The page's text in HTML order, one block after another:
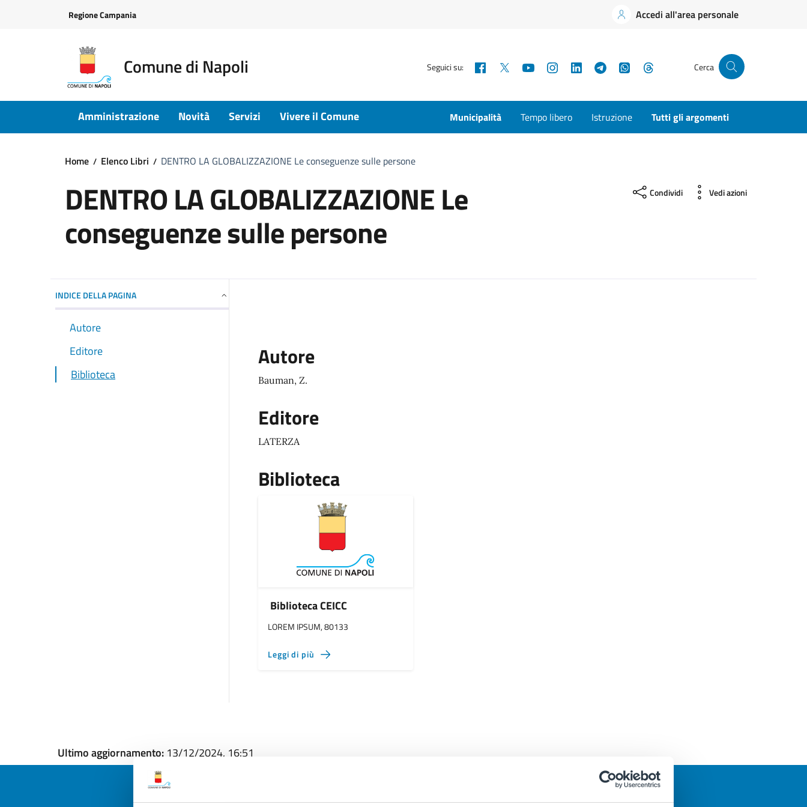
Regione Campania Accedi all'area personale
Comune di Napoli Seguici su: Facebook YouTubeInstagramLinkedInTelegramWhatsApp Cerca
Amministrazione Novità Servizi Vivere il Comune Municipalità Tempo libero Istruzione Tutti gli argomenti
Home Elenco Libri DENTRO LA GLOBALIZZAZIONE Le conseguenze sulle persone
DENTRO LA GLOBALIZZAZIONE Le
conseguenze sulle persone
Condividi Vedi azioni
INDICE DELLA PAGINA
Autore
Editore
Biblioteca
Autore
Bauman, Z.
Editore
LATERZA
Biblioteca
Biblioteca CEICC
LOREM IPSUM, 80133
Leggi di più
Ultimo aggiornamento: 13/12/2024, 16:51